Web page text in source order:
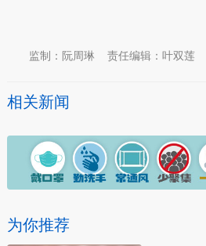
责任编辑：叶双莲
监制：阮周琳
相关新闻
为你推荐